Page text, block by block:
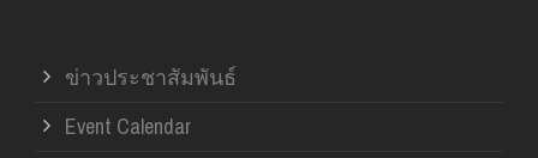
ข่าวประชาสัมพันธ์
Event Calendar